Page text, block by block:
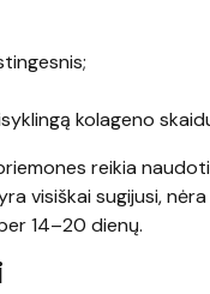
kolageno
reikia
visiškai sugijusi,
14–20 dienų.